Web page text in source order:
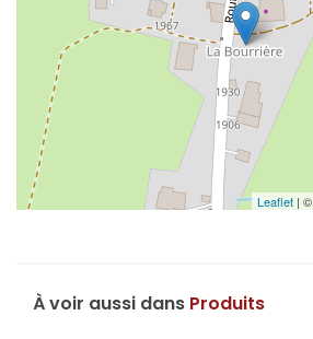
Leaflet | ©
À voir aussi dans Produits